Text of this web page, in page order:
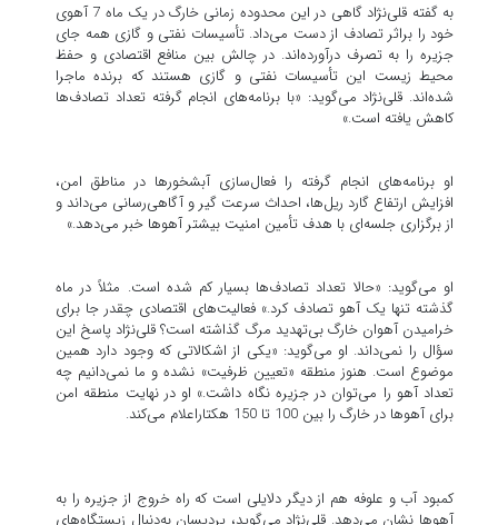
به گفته قلی‌نژاد گاهی در این محدوده زمانی خارگ در یک ماه 7 آهوی
خود را براثر تصادف از دست می‌داد. تأسیسات نفتی و گازی همه جای
جزیره را به تصرف درآورده‌اند. در چالش بین منافع اقتصادی و حفظ
محیط زیست این تأسیسات نفتی و گازی هستند که برنده ماجرا
شده‌اند. قلی‌نژاد می‌گوید: «با برنامه‌های انجام گرفته تعداد تصادف‌ها
کاهش یافته است.»
او برنامه‌های انجام گرفته را فعال‌سازی آبشخورها در مناطق امن،
افزایش ارتفاع گارد ریل‌ها، احداث سرعت گیر و آگاهی‌رسانی می‌داند و
از برگزاری جلسه‌ای با هدف تأمین امنیت بیشتر آهوها خبر می‌دهد.»
او می‌گوید: «حالا تعداد تصادف‌ها بسیار کم شده است. مثلاً در ماه
گذشته تنها یک آهو تصادف کرد.» فعالیت‌های اقتصادی چقدر جا برای
خرامیدن آهوان خارگ بی‌تهدید مرگ گذاشته است؟ قلی‌نژاد پاسخ این
سؤال را نمی‌داند. او می‌گوید: «یکی از اشکالاتی که وجود دارد همین
موضوع است. هنوز منطقه «تعیین ظرفیت» نشده و ما نمی‌دانیم چه
تعداد آهو را می‌توان در جزیره نگاه داشت.» او در نهایت منطقه امن
برای آهوها در خارگ را بین 100 تا 150 هکتاراعلام می‌کند.
کمبود آب و علوفه هم از دیگر دلایلی است که راه خروج از جزیره را به
آهوها نشان می‌دهد. قلی‌نژاد می‌گوید، پردیسان به‌دنبال زیستگاه‌های